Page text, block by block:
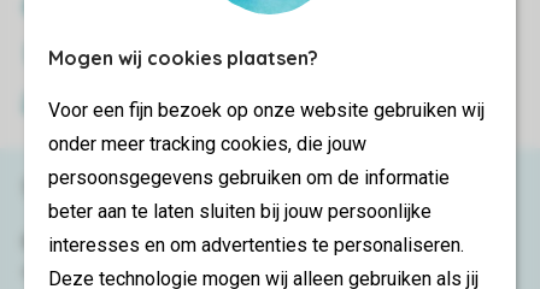
Mogen wij cookies plaatsen?
Voor een fijn bezoek op onze website gebruiken wij
onder meer tracking cookies, die jouw
persoonsgegevens gebruiken om de informatie
beter aan te laten sluiten bij jouw persoonlijke
interesses en om advertenties te personaliseren.
Deze technologie mogen wij alleen gebruiken als jij
Veilige gegevensoverdracht
Veilige betaling
Service & contact
Bekijk deveelgestelde vragenof neem
contact op met het Contact Center .